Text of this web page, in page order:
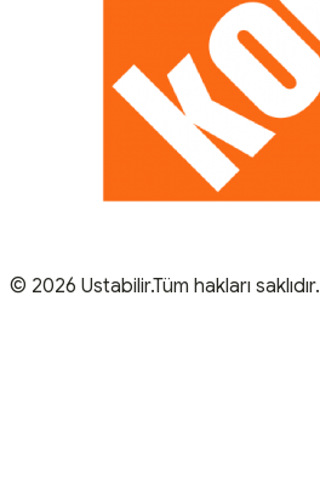
© 2026 Ustabilir.Tüm hakları saklıdır.